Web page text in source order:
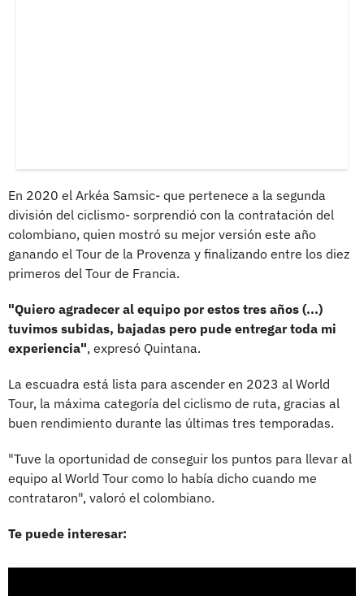
En 2020 el Arkéa Samsic- que pertenece a la segunda
división del ciclismo- sorprendió con la contratación del
colombiano, quien mostró su mejor versión este año
ganando el Tour de la Provenza y finalizando entre los diez
primeros del Tour de Francia.
"Quiero agradecer al equipo por estos tres años (...)
tuvimos subidas, bajadas pero pude entregar toda mi
experiencia", expresó Quintana.
La escuadra está lista para ascender en 2023 al World
Tour, la máxima categoría del ciclismo de ruta, gracias al
buen rendimiento durante las últimas tres temporadas.
"Tuve la oportunidad de conseguir los puntos para llevar al
equipo al World Tour como lo había dicho cuando me
contrataron", valoró el colombiano.
Te puede interesar: